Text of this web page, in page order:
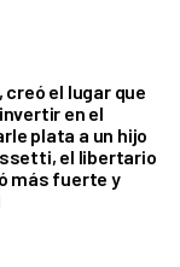
creó el lugar que
en el
plata a un hijo
el libertario
más fuerte y